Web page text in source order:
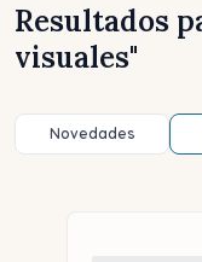
Resultados
visuales"
Novedades